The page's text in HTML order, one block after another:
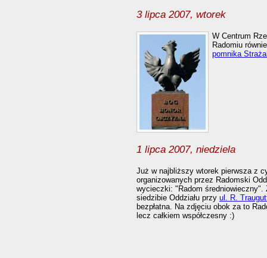
3 lipca 2007, wtorek
W Centrum
Radomiu
pomnika
1 lipca 2007, niedziela
Już w najbliższy wtorek pierwsza z
organizowanych przez Radomski
wycieczki: "Radom średniowieczny".
siedzibie Oddziału przy ul. R.
bezpłatna. Na zdjęciu obok za to
lecz całkiem współczesny :)